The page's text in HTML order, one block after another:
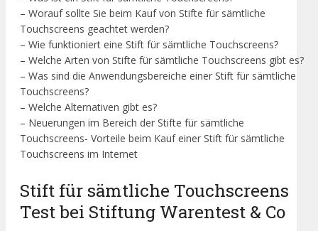
– Worauf sollte Sie beim Kauf von Stifte für sämtliche
Touchscreens geachtet werden?
– Wie funktioniert eine Stift für sämtliche Touchscreens?
– Welche Arten von Stifte für sämtliche Touchscreens gibt es?
– Was sind die Anwendungsbereiche einer Stift für sämtliche
Touchscreens?
– Welche Alternativen gibt es?
– Neuerungen im Bereich der Stifte für sämtliche
Touchscreens- Vorteile beim Kauf einer Stift für sämtliche
Touchscreens im Internet
Stift für sämtliche Touchscreens
Test bei Stiftung Warentest & Co